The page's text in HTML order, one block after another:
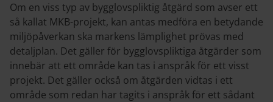
Om en viss typ av bygglovspliktig åtgärd som avser ett
så kallat MKB-projekt, kan antas medföra en betydande
miljöpåverkan ska markens lämplighet prövas med
detaljplan. Det gäller för bygglovspliktiga åtgärder som
innebär att ett område kan tas i anspråk för ett visst
projekt. Det gäller också om åtgärden vidtas i ett
område som redan har tagits i anspråk för ett sådant